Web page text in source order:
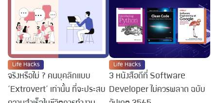
Life Hacks
จริงหรือไม่ ? คนบุคลิกแบบ
‘Extrovert’ เท่านั้น ที่จะประสบ
Life Hacks
3 หนังสือดีที่ Software
Developer ไม่ควรพลาด ฉบับ